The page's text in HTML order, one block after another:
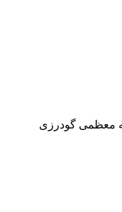
معظمی گودرزی